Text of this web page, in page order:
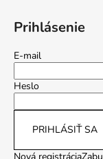
Prihlásenie
E-mail
Heslo
PRIHLÁSIŤ SA